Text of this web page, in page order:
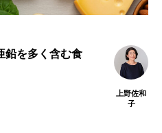
鉛を多く含む食
上野佐和
子